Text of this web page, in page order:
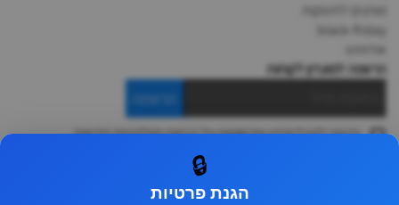
מותגים לתינוקות
black-friday
אודותינו
הרשמה למועדון לקוחות
הרשמה
ברצוני לקבל מידע ופרסומות על הנחות וקולקציות חדשות
🔒
הגנת פרטיות